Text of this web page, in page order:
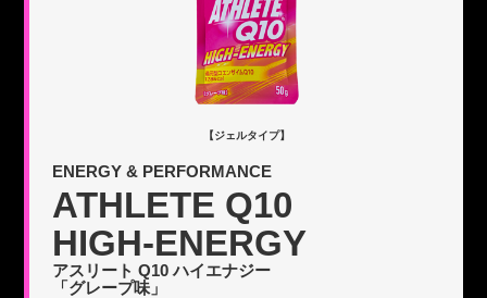
【ジェルタイプ】
ENERGY & PERFORMANCE
ATHLETE Q10
HIGH-ENERGY
アスリート Q10 ハイエナジー
「グレープ味」